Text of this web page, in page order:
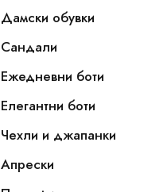
Дамски обувки
Сандали
Ежедневни боти
Елегантни боти
Чехли и джапанки
Апрески